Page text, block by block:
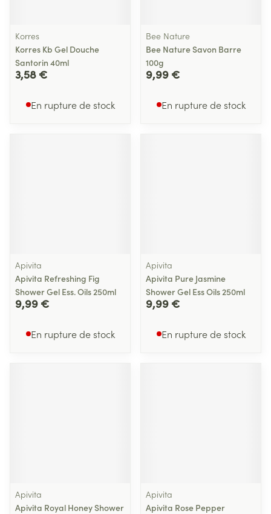
Korres
Korres Kb Gel Douche
Santorin 40ml
3,58 €
En rupture de stock
Bee Nature
Bee Nature Savon Barre
100g
9,99 €
En rupture de stock
Apivita
Apivita Refreshing Fig
Shower Gel Ess. Oils 250ml
9,99 €
En rupture de stock
Apivita
Apivita Pure Jasmine
Shower Gel Ess Oils 250ml
9,99 €
En rupture de stock
Apivita
Apivita Royal Honey Shower
Apivita
Apivita Rose Pepper